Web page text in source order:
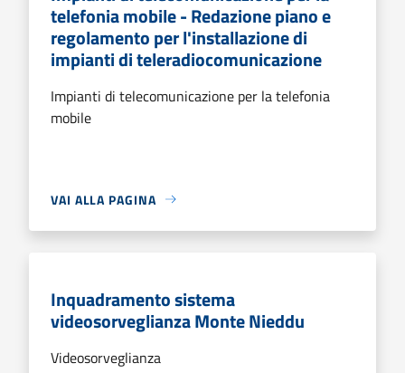
telefonia mobile - Redazione piano e
regolamento per l'installazione di
impianti di teleradiocomunicazione
Impianti di telecomunicazione per la telefonia
mobile
VAI ALLA PAGINA
Inquadramento sistema
videosorveglianza Monte Nieddu
Videosorveglianza